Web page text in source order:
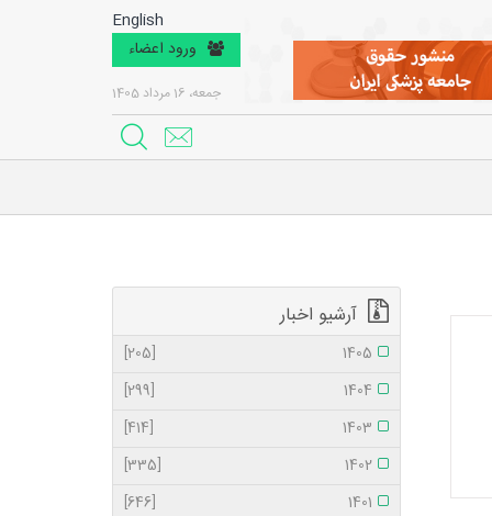
English
ورود اعضاء
جمعه، 16 مرداد 1405
آرشیو اخبار
1405
[205]
1404
[299]
1403
[414]
1402
[335]
1401
[646]